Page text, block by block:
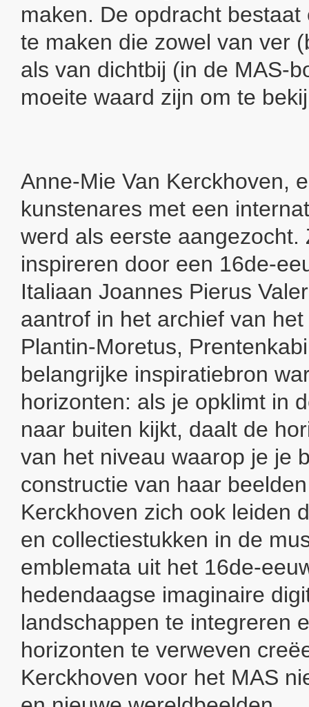
maken. De opdracht
te maken die zowel van ver
als van dichtbij (in de MAS-
moeite waard zijn om te
Anne-Mie Van Kerckhoven,
kunstenares met een
werd als eerste aangezocht.
inspireren door een 16de-
Italiaan Joannes Pierus
aantrof in het archief van
Plantin-Moretus,
belangrijke inspiratiebron
horizonten: als je opklimt in
naar buiten kijkt, daalt de
van het niveau waarop je je
constructie van haar
Kerckhoven zich ook leiden
en collectiestukken in de
emblemata uit het 16de-
hedendaagse imaginaire
landschappen te integreren
horizonten te verweven
Kerckhoven voor het MAS